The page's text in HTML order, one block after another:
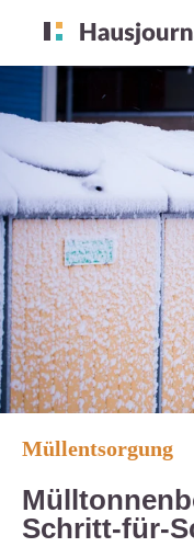
Müllentsorgung
Schritt-für-